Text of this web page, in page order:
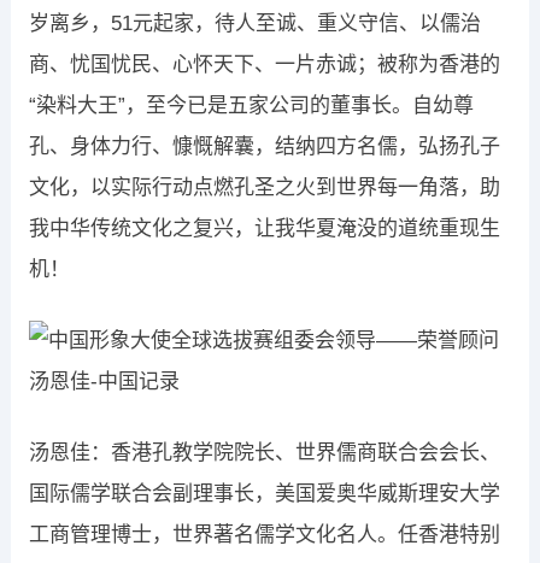
岁离乡，51元起家，待人至诚、重义守信、以儒治
商、忧国忧民、心怀天下、一片赤诚；被称为香港的
“染料大王”，至今已是五家公司的董事长。自幼尊
孔、身体力行、慷慨解囊，结纳四方名儒，弘扬孔子
文化，以实际行动点燃孔圣之火到世界每一角落，助
我中华传统文化之复兴，让我华夏淹没的道统重现生
机！
汤恩佳：香港孔教学院院长、世界儒商联合会会长、
国际儒学联合会副理事长，美国爱奥华威斯理安大学
工商管理博士，世界著名儒学文化名人。任香港特别